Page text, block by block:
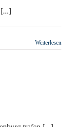
Weiterlesen